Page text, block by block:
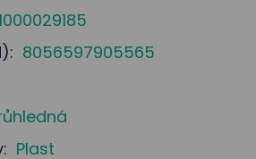
8056597905565
Plast